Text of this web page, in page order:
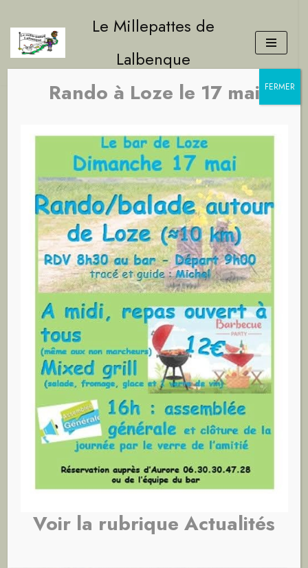
Aller
au
Le Millepattes de
Lalbenque
Mai 2026 : la
Lozère
Le circuit des menhirs et La
Fage
Rando à Loze le 17 mai
Voir la rubrique Actualités
FERMER
Brocante 2026 à
Voir la rubrique
Actualités